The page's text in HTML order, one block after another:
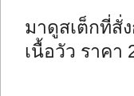
มาดูสเต็กที่สั่
เนื้อวัว ราคา